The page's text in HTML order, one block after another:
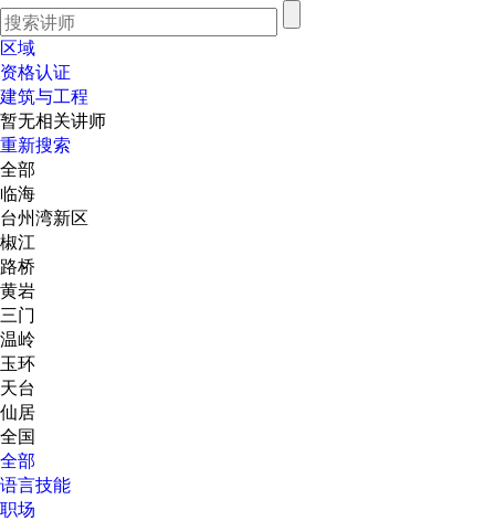
区域
资格认证
建筑与工程
暂无相关讲师
重新搜索
全部
临海
台州湾新区
椒江
路桥
黄岩
三门
温岭
玉环
天台
仙居
全国
全部
语言技能
职场